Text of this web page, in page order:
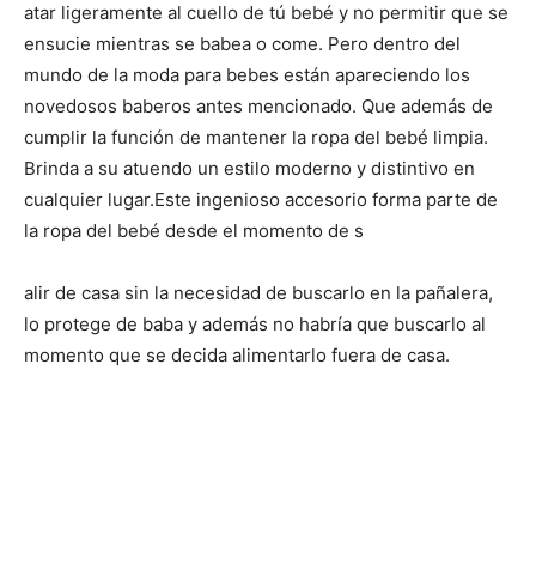
atar ligeramente al cuello de tú bebé y no permitir que se
ensucie mientras se babea o come. Pero dentro del
mundo de la moda para bebes están apareciendo los
novedosos baberos antes mencionado. Que además de
cumplir la función de mantener la ropa del bebé limpia.
Brinda a su atuendo un estilo moderno y distintivo en
cualquier lugar.Este ingenioso accesorio forma parte de
la ropa del bebé desde el momento de s
alir de casa sin la necesidad de buscarlo en la pañalera,
lo protege de baba y además no habría que buscarlo al
momento que se decida alimentarlo fuera de casa.